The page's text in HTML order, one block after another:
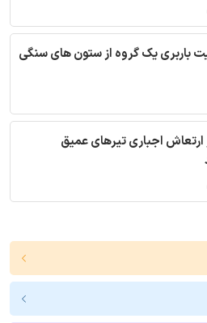
باربری یک گروه از ستون های سنگی
ارتعاش اجباری تیرهای عمیق